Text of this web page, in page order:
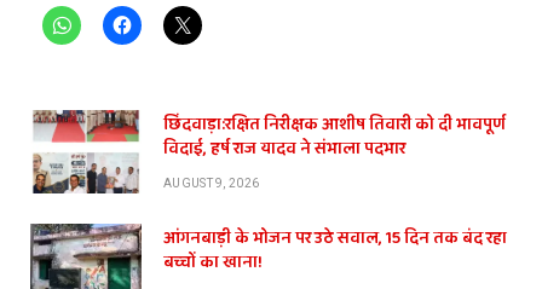
छिंदवाड़ा:रक्षित निरीक्षक आशीष तिवारी को दी भावपूर्ण
विदाई, हर्ष राज यादव ने संभाला पदभार
AUGUST 9, 2026
आंगनबाड़ी के भोजन पर उठे सवाल, 15 दिन तक बंद रहा
बच्चों का खाना!